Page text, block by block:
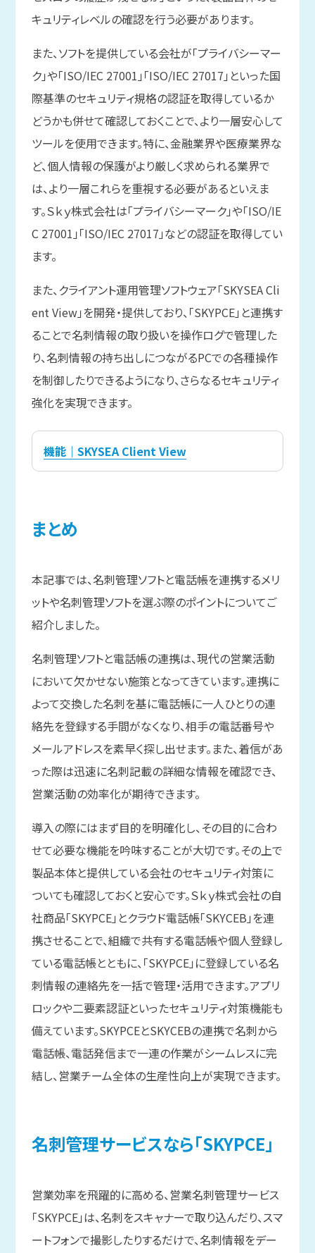
キュリティレベルの確認を行う必要があります。
また、ソフトを提供している会社が「プライバシーマー
ク」や「ISO/IEC 27001」「ISO/IEC 27017」といった国
際基準のセキュリティ規格の認証を取得しているか
どうかも併せて確認しておくことで、より一層安心して
ツールを使用できます。特に、金融業界や医療業界な
ど、個人情報の保護がより厳しく求められる業界で
は、より一層これらを重視する必要があるといえま
す。Ｓｋｙ株式会社は「プライバシーマーク」や「ISO/IE
C 27001」「ISO/IEC 27017」などの認証を取得してい
ます。
また、クライアント運用管理ソフトウェア「SKYSEA Cli
ent View」を開発・提供しており、「SKYPCE」と連携す
ることで名刺情報の取り扱いを操作ログで管理した
り、名刺情報の持ち出しにつながるPCでの各種操作
を制御したりできるようになり、さらなるセキュリティ
強化を実現できます。
機能｜SKYSEA Client View
まとめ
本記事では、名刺管理ソフトと電話帳を連携するメリ
ットや名刺管理ソフトを選ぶ際のポイントについてご
紹介しました。
名刺管理ソフトと電話帳の連携は、現代の営業活動
において欠かせない施策となってきています。連携に
よって交換した名刺を基に電話帳に一人ひとりの連
絡先を登録する手間がなくなり、相手の電話番号や
メールアドレスを素早く探し出せます。また、着信があ
った際は迅速に名刺記載の詳細な情報を確認でき、
営業活動の効率化が期待できます。
導入の際にはまず目的を明確化し、その目的に合わ
せて必要な機能を吟味することが大切です。その上で
製品本体と提供している会社のセキュリティ対策に
ついても確認しておくと安心です。Ｓｋｙ株式会社の自
社商品「SKYPCE」とクラウド電話帳「SKYCEB」を連
携させることで、組織で共有する電話帳や個人登録し
ている電話帳とともに、「SKYPCE」に登録している名
刺情報の連絡先を一括で管理・活用できます。アプリ
ロックや二要素認証といったセキュリティ対策機能も
備えています。SKYPCEとSKYCEBの連携で名刺から
電話帳、電話発信まで一連の作業がシームレスに完
結し、営業チーム全体の生産性向上が実現できます。
名刺管理サービスなら「SKYPCE」
営業効率を飛躍的に高める、営業名刺管理サービス
「SKYPCE」は、名刺をスキャナーで取り込んだり、スマ
ートフォンで撮影したりするだけで、名刺情報をデー